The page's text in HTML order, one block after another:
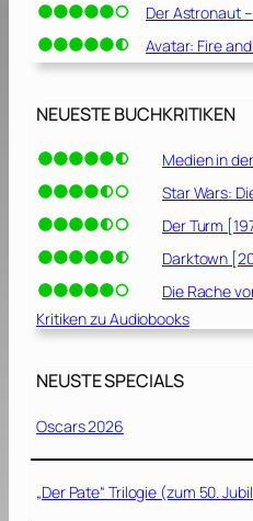
Der Astronaut
Avatar: Fire
NEUESTE BUCHKRITIKEN
Medien in
Star Wars:
Der Turm
Darktown
Die Rache
Kritiken zu Audiobooks
NEUSTE SPECIALS
Oscars 2026
„Der Pate“ Trilogie (zum 50.